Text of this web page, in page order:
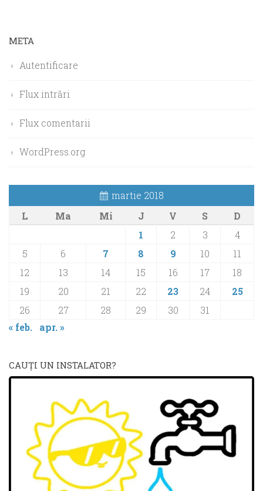
META
Autentificare
Flux intrări
Flux comentarii
WordPress.org
martie 2018
L
Ma Mi J V S
D
1
2 3
4
5
6 7 8 9 10
11
12
13 14 15 16 17
18
19
20 21 22 23 24
25
26
27 28 29 30
31
« feb.
apr. »
CAUŢI UN INSTALATOR?